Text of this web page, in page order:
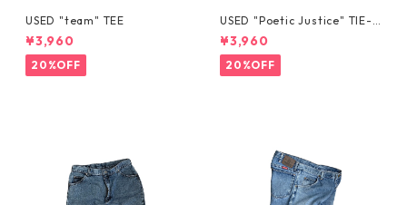
USED "team" TEE
¥3,960
20%OFF
USED "Poetic Justice" TIE-D
YE TEE
¥3,960
20%OFF